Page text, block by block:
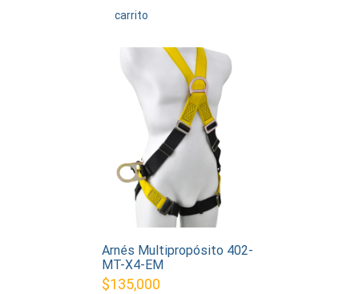
carrito
Arnés Multipropósito 402-
MT-X4-EM
$135,000